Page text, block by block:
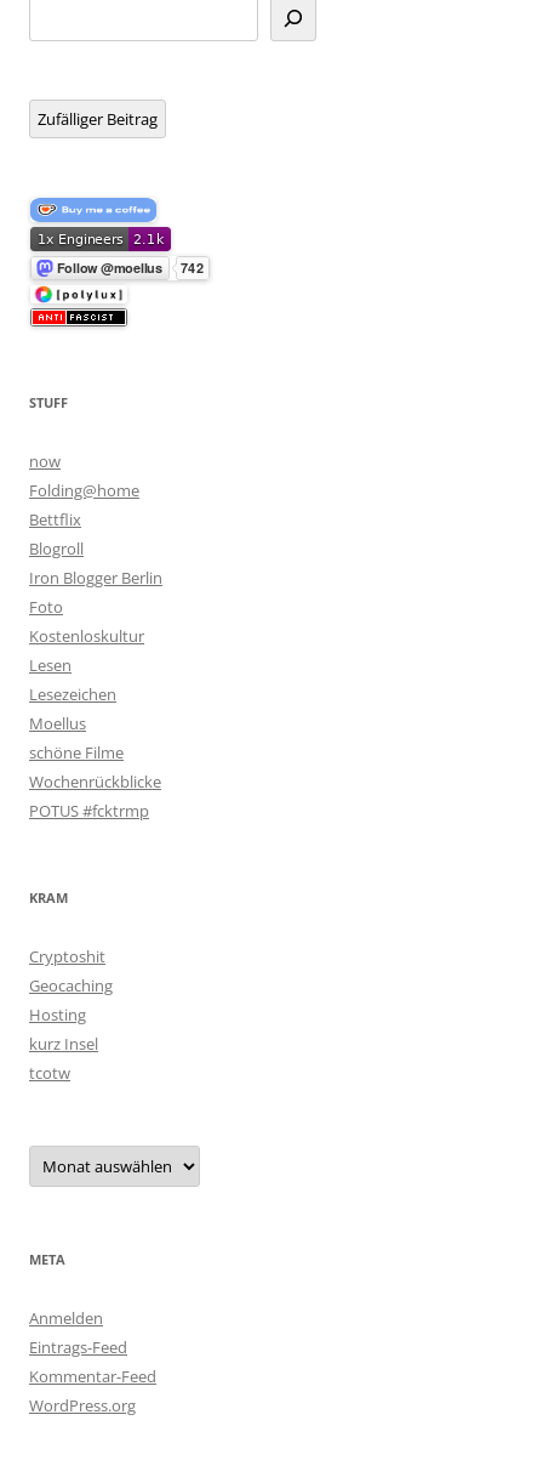
Zufälliger Beitrag
STUFF
now
Folding@home
Bettflix
Blogroll
Iron Blogger Berlin
Foto
Kostenloskultur
Lesen
Lesezeichen
Moellus
schöne Filme
Wochenrückblicke
POTUS #fcktrmp
KRAM
Cryptoshit
Geocaching
Hosting
kurz Insel
tcotw
Archiv
META
Anmelden
Eintrags-Feed
Kommentar-Feed
WordPress.org